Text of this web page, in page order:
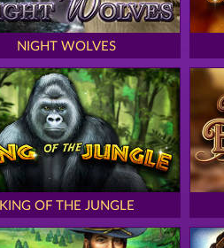
NIGHT WOLVES
KING OF THE JUNGLE